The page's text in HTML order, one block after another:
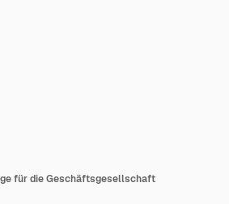
für die Geschäftsgesellschaft